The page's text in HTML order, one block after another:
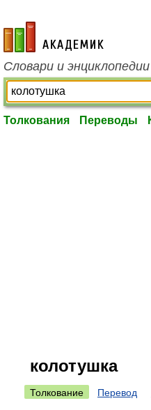
academic.ru
Словари и
Толкования Переводы
колотушка
Толкование Перевод